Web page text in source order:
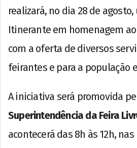
realizará, no dia 28 de agosto,
Itinerante em homenagem ao
com a oferta de diversos
feirantes e para a população
A iniciativa será promovida
Superintendência da Feira
acontecerá das 8h às 12h,